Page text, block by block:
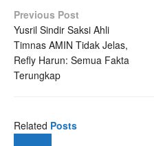
Previous Post
Yusril Sindir Saksi Ahli
Timnas AMIN Tidak Jelas,
Refly Harun: Semua Fakta
Terungkap
Related Posts